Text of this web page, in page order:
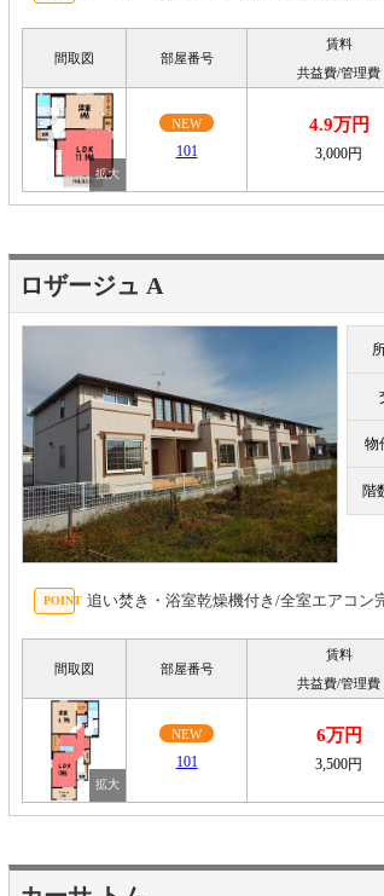
間取図 部屋番号
賃料
共益費/管理費
NEW
101
4.9万円
3,000円
ロザージュ A
物
階
追い焚き・浴室乾燥機付き/全室エアコン
間取図 部屋番号
賃料
共益費/管理費
NEW
101
6万円
3,500円